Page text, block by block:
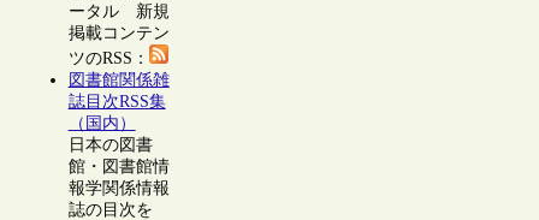
ータル 新規
掲載コンテン
ツのRSS：
図書館関係雑
誌目次RSS集
（国内）
日本の図書
館・図書館情
報学関係情報
誌の目次を